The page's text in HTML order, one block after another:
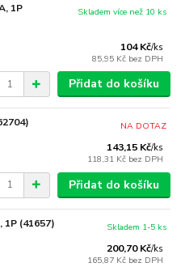
1P
104 Kč/ks
85,95 Kč bez DPH
Skladem více než 10 ks
Přidat do košíku
143,15 Kč/ks
118,31 Kč bez DPH
NA DOTAZ
Přidat do košíku
1P (41657)
200,70 Kč/ks
165,87 Kč bez DPH
Skladem 1-5 ks